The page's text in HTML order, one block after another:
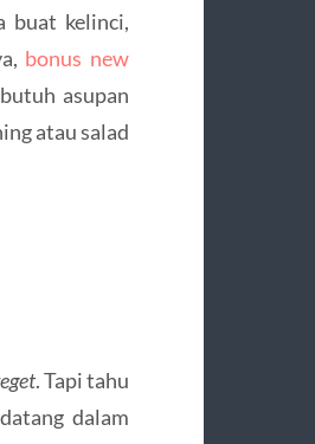
buat kelinci,
bonus new
asupan
atau salad
. Tapi tahu
dalam